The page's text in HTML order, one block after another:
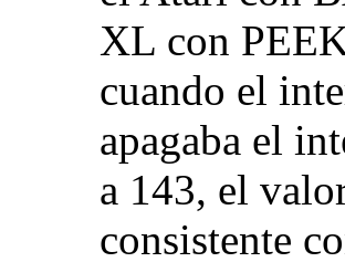
XL con
cuando el
apagaba el
a 143, el
consistente